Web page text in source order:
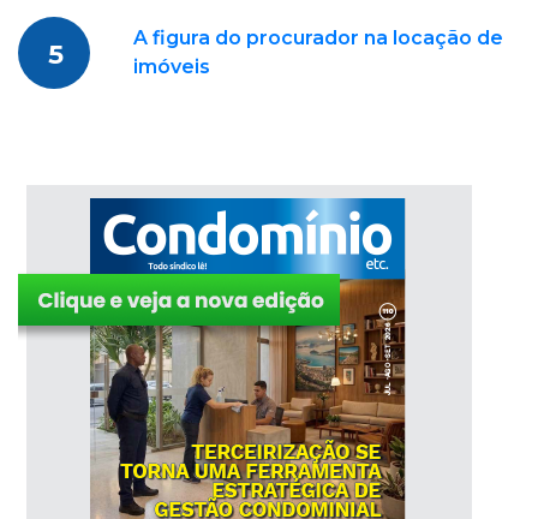
5
A figura do procurador na locação de
imóveis